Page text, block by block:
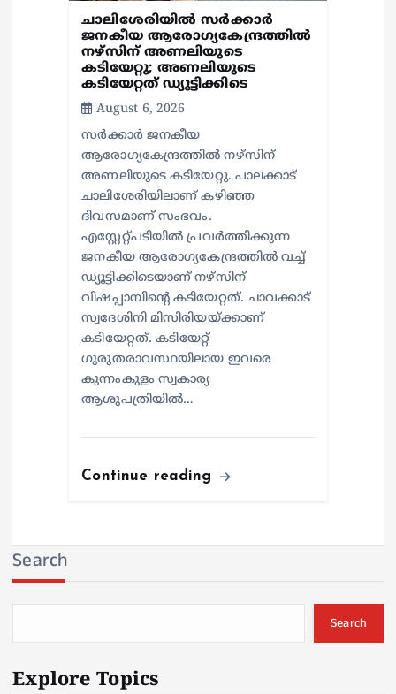
ചാലിശേരിയില്‍ സര്‍ക്കാര്‍
ജനകീയ ആരോഗ്യകേന്ദ്രത്തില്‍
നഴ്സിന് അണലിയുടെ
കടിയേറ്റു; അണലിയുടെ
കടിയേറ്റത് ഡ്യൂട്ടിക്കിടെ
August 6, 2026
സര്‍ക്കാര്‍ ജനകീയ
ആരോഗ്യകേന്ദ്രത്തില്‍ നഴ്സിന്
അണലിയുടെ കടിയേറ്റു. പാലക്കാട്
ചാലിശേരിയിലാണ് കഴിഞ്ഞ
ദിവസമാണ് സംഭവം.
എസ്റ്റേറ്റ്പടിയില്‍ പ്രവര്‍ത്തിക്കുന്ന
ജനകീയ ആരോഗ്യകേന്ദ്രത്തില്‍ വച്ച്
ഡ്യൂട്ടിക്കിടെയാണ് നഴ്സിന്
വിഷപ്പാമ്പിന്റെ കടിയേറ്റത്. ചാവക്കാട്
സ്വദേശിനി മിസിരിയയ്ക്കാണ്
കടിയേറ്റത്. കടിയേറ്റ്
ഗുരുതരാവസ്ഥയിലായ ഇവരെ
കുന്നംകുളം സ്വകാര്യ
ആശുപത്രിയില്‍…
Continue reading
Search
Search
Explore Topics